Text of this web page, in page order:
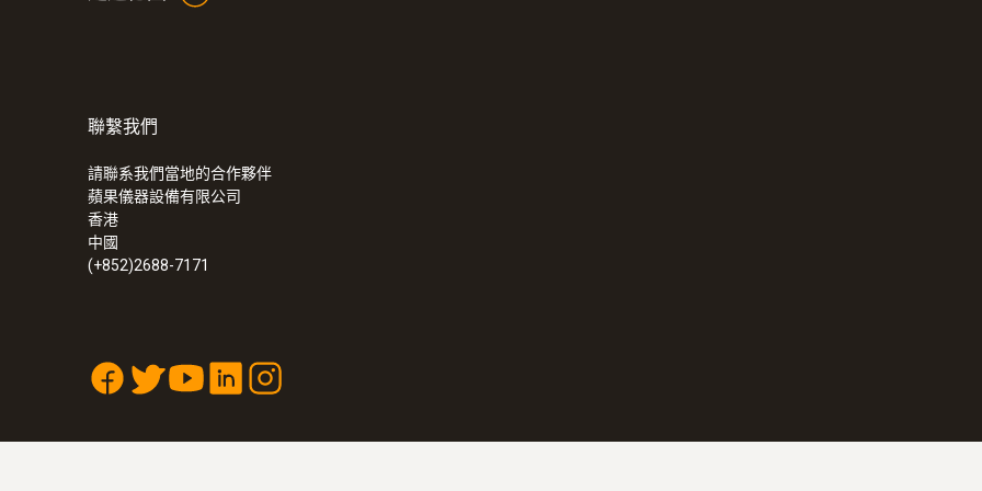
聯繫我們
請聯系我們當地的合作夥伴
蘋果儀器設備有限公司
香港
中國
(+852)2688-7171